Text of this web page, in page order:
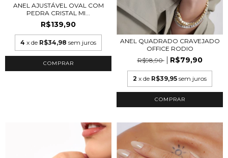
ANEL AJUSTÁVEL OVAL COM
PEDRA CRISTAL MI...
R$139,90
4 x de R$34,98 sem juros
COMPRAR
ANEL QUADRADO CRAVEJADO
OFFICE RODIO
R$98,90
R$79,90
2 x de R$39,95 sem juros
COMPRAR